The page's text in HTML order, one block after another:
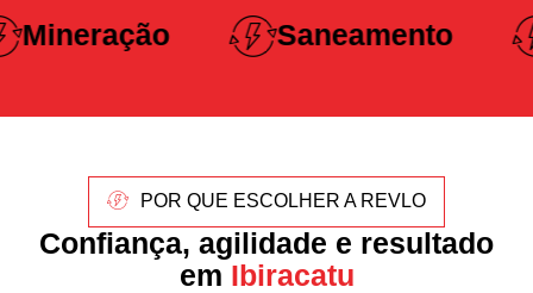
Saneamento
Construção
Pesada
POR QUE ESCOLHER A REVLO
Confiança, agilidade e resultado
em Ibiracatu